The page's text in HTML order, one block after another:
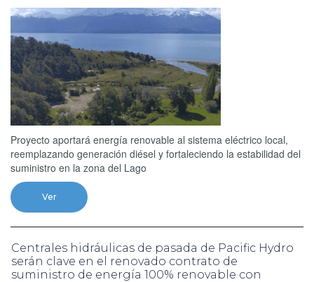
Proyecto aportará energía renovable al sistema eléctrico local,
reemplazando generación diésel y fortaleciendo la estabilidad del
suministro en la zona del Lago
Ver
Centrales hidráulicas de pasada de Pacific Hydro
serán clave en el renovado contrato de
suministro de energía 100% renovable con